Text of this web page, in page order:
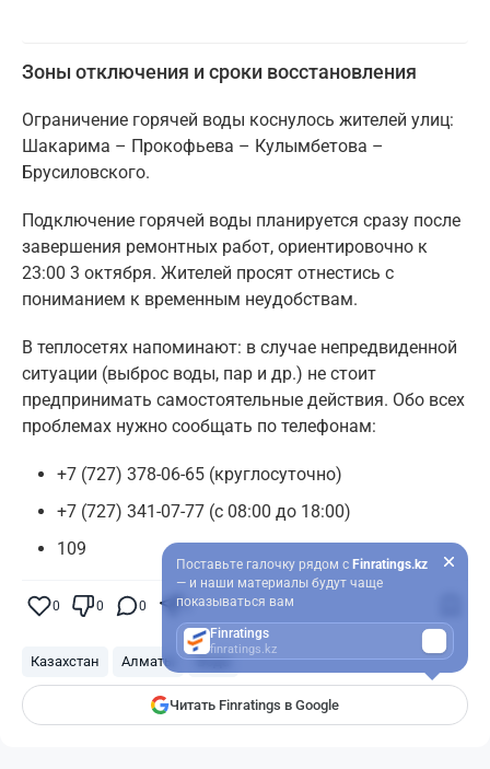
Зоны отключения и сроки восстановления
Ограничение горячей воды коснулось жителей улиц:
Шакарима – Прокофьева – Кулымбетова –
Брусиловского.
Подключение горячей воды планируется сразу после
завершения ремонтных работ, ориентировочно к
23:00 3 октября. Жителей просят отнестись с
пониманием к временным неудобствам.
В теплосетях напоминают: в случае непредвиденной
ситуации (выброс воды, пар и др.) не стоит
предпринимать самостоятельные действия. Обо всех
проблемах нужно сообщать по телефонам:
+7 (727) 378-06-65 (круглосуточно)
+7 (727) 341-07-77 (с 08:00 до 18:00)
109
0 0 0 0
Казахстан Алматы Вода
Читать Finratings в Google
Поставьте галочку рядом с Finratings.kz
— и наши материалы будут чаще
показываться вам
Finratings
finratings.kz